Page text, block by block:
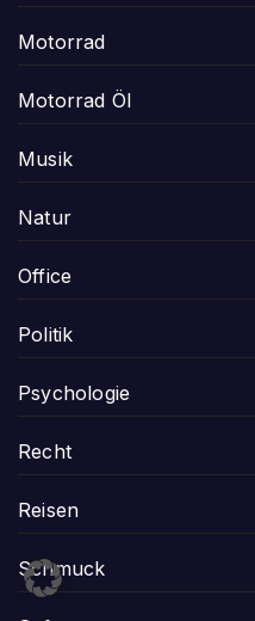
Motorrad
Motorrad Öl
Musik
Natur
Office
Politik
Psychologie
Recht
Reisen
Schmuck